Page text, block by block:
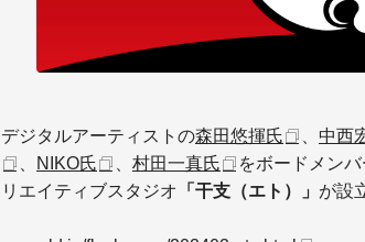
デジタルアーティストの森田悠揮氏 中西
NIKO氏 村田一真氏
をボードメン
リエイティブスタジオ 「干支（エト）」 が設